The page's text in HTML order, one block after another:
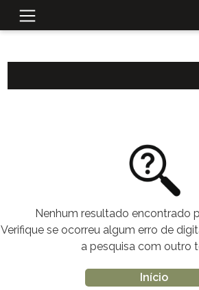
Nenhum resultado encontrado
Verifique se ocorreu algum erro de
a pesquisa com outro
Início